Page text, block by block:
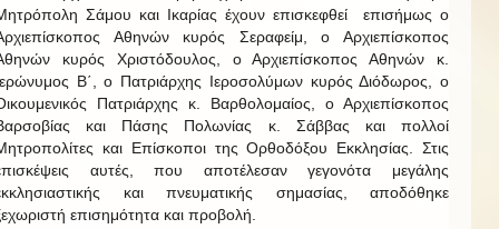
Σάμου και Ικαρίας έχουν επισκεφθεί επισήμως ο
Αθηνών κυρός Σεραφείμ, ο Αρχιεπίσκοπος
κυρός Χριστόδουλος, ο Αρχιεπίσκοπος Αθηνών κ.
Β΄, ο Πατριάρχης Ιεροσολύμων κυρός Διόδωρος, ο
Πατριάρχης κ. Βαρθολομαίος, ο Αρχιεπίσκοπος
και Πάσης Πολωνίας κ. Σάββας και πολλοί
και Επίσκοποι της Ορθοδόξου Εκκλησίας. Στις
αυτές, που αποτέλεσαν γεγονότα μεγάλης
και πνευματικής σημασίας, αποδόθηκε
επισημότητα και προβολή.